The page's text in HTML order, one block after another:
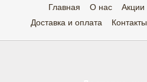
Главная О нас Акции
Доставка и оплата
Контакты